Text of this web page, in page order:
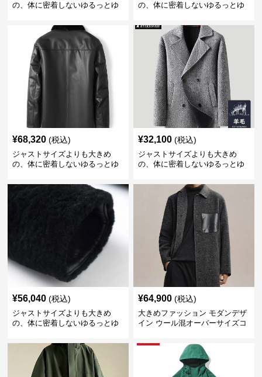
の、体に密着しないゆるっとゆ
シルエット重視の都会派コート
の、体に密着しないゆるっとゆ
ゆったりシルエット ヘリンボー
ンコート
¥68,320 (税込)
ジャストサイズよりも大きめ
の、体に密着しないゆるっとゆ
贅沢ファー付きレザージャケッ
¥32,100 (税込)
ジャストサイズよりも大きめ
の、体に密着しないゆるっとゆ
ゆったりシルエット ウール混紡
ピーコート
¥56,040 (税込)
ジャストサイズよりも大きめ
の、体に密着しないゆるっとゆ
ゆったりエレガント職人仕立て
¥64,900 (税込)
大きめファッション モダンデザ
イン ウール混オーバーサイズコ